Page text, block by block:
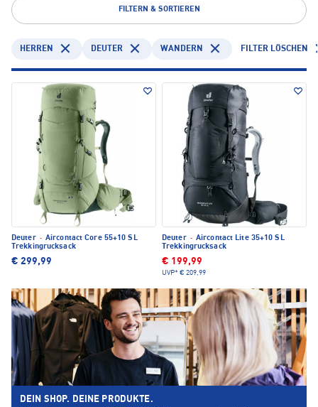
FILTERN & SORTIEREN
HERREN DEUTER WANDERN FILTER LÖSCHEN
Deuter · Aircontact Core 55+10 SL
Trekkingrucksack
€ 299,99
Deuter · Aircontact Lite 35+10 SL
Trekkingrucksack
€ 199,99
UVP* € 209,99
DEIN SHOP. DEINE PRODUKTE.